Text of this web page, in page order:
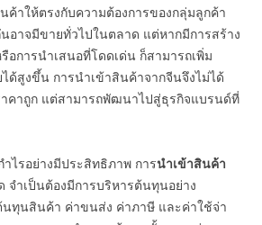
ค้าให้ตรงกับความต้องการของกลุ่มลูกค้า
อาจมีขายทั่วไปในตลาด แต่หากมีการสร้าง
อการนำเสนอที่โดดเด่น ก็สามารถเพิ่ม
ด้สูงขึ้น การนำเข้าสินค้าจากจีนจึงไม่ได้
คาถูก แต่สามารถพัฒนาไปสู่ธุรกิจแบรนด์ที่
ไรอย่างมีประสิทธิภาพ การนำเข้าสินค้า
จำเป็นต้องมีการบริหารต้นทุนอย่าง
นทุนสินค้า ค่าขนส่ง ค่าภาษี และค่าใช้จ่า